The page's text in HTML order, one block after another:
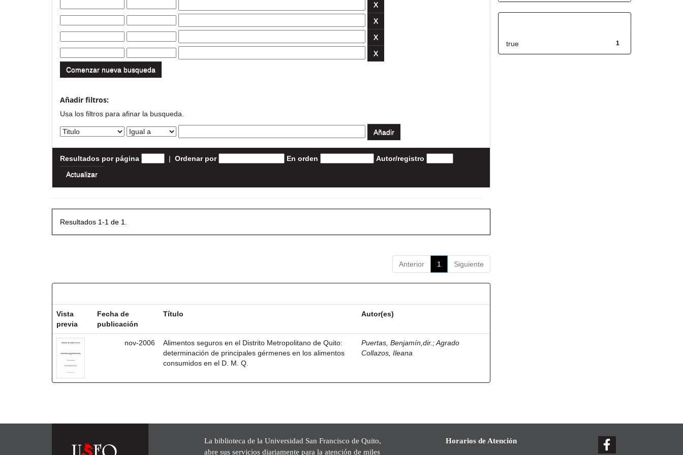
Comenzar nueva busqueda
Añadir filtros:
Usa los filtros para afinar la busqueda.
Resultados por página | Ordenar por En orden Autor/registro
Resultados 1-1 de 1.
Anterior 1 Siguiente
Vista
previa
Fecha de
publicación
Título Autor(es)
nov-2006
Alimentos seguros en el Distrito Metropolitano de Quito:
determinación de principales gérmenes en los alimentos
consumidos en el D. M. Q.
Puertas, Benjamín,dir. ;Agrado
Collazos, Ileana
1
true
La biblioteca de la Universidad San Francisco de Quito,
abre sus servicios diariamente para la atención de miles
Horarios de Atención